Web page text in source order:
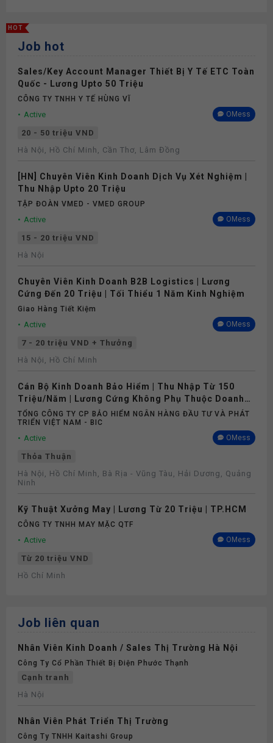
HOT
Job hot
Sales/Key Account Manager Thiết Bị Y Tế ETC Toàn
Quốc - Lương Upto 50 Triệu
CÔNG TY TNHH Y TẾ HÙNG VĨ
Active OMess
20 - 50 triệu VND
Hà Nội, Hồ Chí Minh, Cần Thơ, Lâm Đồng
[HN] Chuyên Viên Kinh Doanh Dịch Vụ Xét Nghiệm |
Thu Nhập Upto 20 Triệu
TẬP ĐOÀN VMED - VMED GROUP
Active OMess
15 - 20 triệu VND
Hà Nội
Chuyên Viên Kinh Doanh B2B Logistics | Lương
Cứng Đến 20 Triệu | Tối Thiểu 1 Năm Kinh Nghiệm
Giao Hàng Tiết Kiệm
Active OMess
7 - 20 triệu VND + Thưởng
Hà Nội, Hồ Chí Minh
Cán Bộ Kinh Doanh Bảo Hiểm | Thu Nhập Từ 150
Triệu/Năm | Lương Cứng Không Phụ Thuộc Doanh
Số
TỔNG CÔNG TY CP BẢO HIỂM NGÂN HÀNG ĐẦU TƯ VÀ PHÁT
TRIỂN VIỆT NAM - BIC
Active OMess
Thỏa Thuận
Hà Nội, Hồ Chí Minh, Bà Rịa - Vũng Tàu, Hải Dương, Quảng
Ninh
Kỹ Thuật Xưởng May | Lương Từ 20 Triệu | TP.HCM
CÔNG TY TNHH MAY MẶC QTF
Active OMess
Từ 20 triệu VND
Hồ Chí Minh
Job liên quan
Nhân Viên Kinh Doanh / Sales Thị Trường Hà Nội
Công Ty Cổ Phần Thiết Bị Điện Phước Thạnh
Cạnh tranh
Hà Nội
Nhân Viên Phát Triển Thị Trường
Công Ty TNHH Kaitashi Group